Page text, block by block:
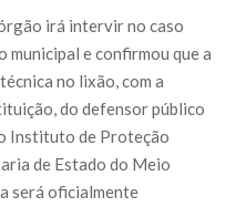
irá intervir no caso
municipal e confirmou que a
no lixão, com a
do defensor público
Instituto de Proteção
de Estado do Meio
será oficialmente